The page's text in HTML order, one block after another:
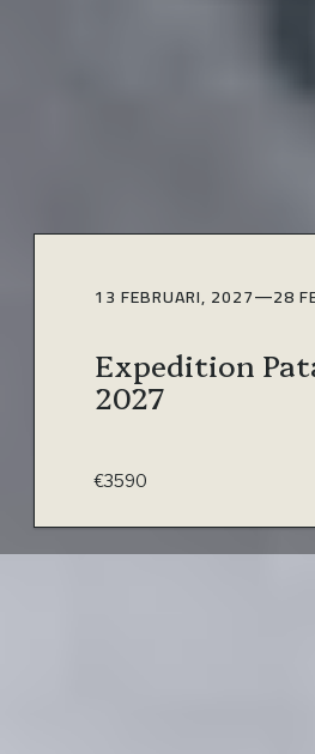
Expedition
2027
13 FEBRUARI, 2027—28
€3590